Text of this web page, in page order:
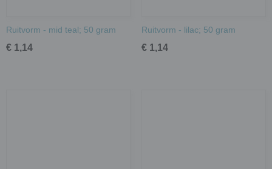
Ruitvorm - mid teal; 50 gram
€ 1,14
Ruitvorm - lilac; 50 gram
€ 1,14